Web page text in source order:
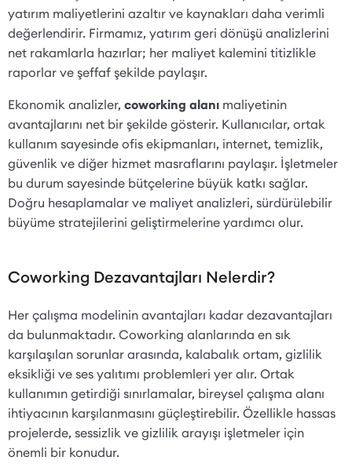
yatırım maliyetlerini azaltır ve kaynakları daha verimli
değerlendirir. Firmamız, yatırım geri dönüşü analizlerini
net rakamlarla hazırlar; her maliyet kalemini titizlikle
raporlar ve şeffaf şekilde paylaşır.
Ekonomik analizler, coworking alanı maliyetinin
avantajlarını net bir şekilde gösterir. Kullanıcılar, ortak
kullanım sayesinde ofis ekipmanları, internet, temizlik,
güvenlik ve diğer hizmet masraflarını paylaşır. İşletmeler
bu durum sayesinde bütçelerine büyük katkı sağlar.
Doğru hesaplamalar ve maliyet analizleri, sürdürülebilir
büyüme stratejilerini geliştirmelerine yardımcı olur.
Coworking Dezavantajları Nelerdir?
Her çalışma modelinin avantajları kadar dezavantajları
da bulunmaktadır. Coworking alanlarında en sık
karşılaşılan sorunlar arasında, kalabalık ortam, gizlilik
eksikliği ve ses yalıtımı problemleri yer alır. Ortak
kullanımın getirdiği sınırlamalar, bireysel çalışma alanı
ihtiyacının karşılanmasını güçleştirebilir. Özellikle hassas
projelerde, sessizlik ve gizlilik arayışı işletmeler için
önemli bir konudur.